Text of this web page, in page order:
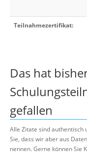
Teilnahmezertifikat:
Das hat
gefallen
Alle Zitate sind authentisch
Sie, dass wir aber aus
nennen. Gerne können Sie